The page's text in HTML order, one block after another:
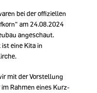
bei der offiziellen
am 24.08.2024
angeschaut.
eine Kita in
mit der Vorstellung
Rahmen eines Kurz-